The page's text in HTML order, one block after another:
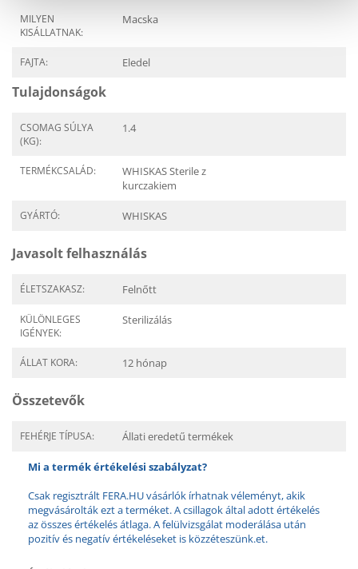
MILYEN
KISÁLLATNAK:
Macska
FAJTA: Eledel
Tulajdonságok
CSOMAG SÚLYA
(KG):
1.4
TERMÉKCSALÁD:
WHISKAS Sterile z
kurczakiem
GYÁRTÓ: WHISKAS
Javasolt felhasználás
ÉLETSZAKASZ: Felnőtt
KÜLÖNLEGES
IGÉNYEK:
Sterilizálás
ÁLLAT KORA: 12 hónap
Összetevők
FEHÉRJE TÍPUSA: Állati eredetű termékek
Mi a termék értékelési szabályzat?
Csak regisztrált FERA.HU vásárlók írhatnak véleményt, akik
megvásárolták ezt a terméket. A csillagok által adott értékelés
az összes értékelés átlaga. A felülvizsgálat moderálása után
pozitív és negatív értékeléseket is közzéteszünk.et.